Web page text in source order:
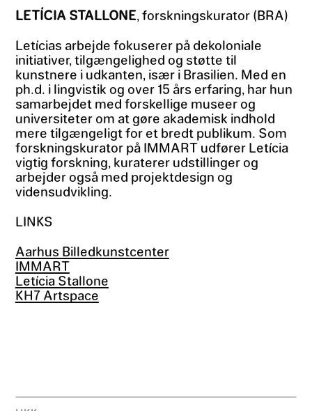
LETÍCIA STALLONE, forskningskurator (BRA)
Letícias arbejde fokuserer på dekoloniale
initiativer, tilgængelighed og støtte til
kunstnere i udkanten, især i Brasilien. Med en
ph.d. i lingvistik og over 15 års erfaring, har hun
samarbejdet med forskellige museer og
universiteter om at gøre akademisk indhold
mere tilgængeligt for et bredt publikum. Som
forskningskurator på IMMART udfører Letícia
vigtig forskning, kuraterer udstillinger og
arbejder også med projektdesign og
vidensudvikling.
LINKS
Aarhus Billedkunstcenter
IMMART
Letícia Stallone
KH7 Artspace